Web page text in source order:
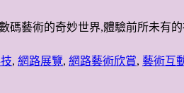
藝術的奇妙世界,體驗前所未有
, 網路展覽, 網路藝術欣賞, 藝術互